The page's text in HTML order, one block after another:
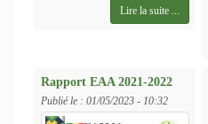
Lire la suite ...
Rapport EAA 2021-2022
Publié le : 01/05/2023 - 10:32